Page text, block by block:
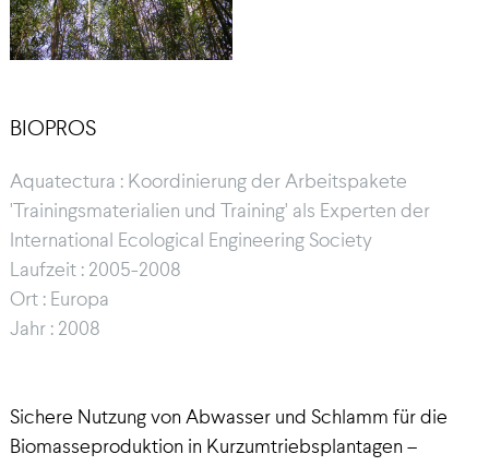
BIOPROS
Aquatectura : Koordinierung der Arbeitspakete
'Trainingsmaterialien und Training' als Experten der
International Ecological Engineering Society
Laufzeit : 2005-2008
Ort : Europa
Jahr : 2008
Sichere Nutzung von Abwasser und Schlamm für die
Biomasseproduktion in Kurzumtriebsplantagen –